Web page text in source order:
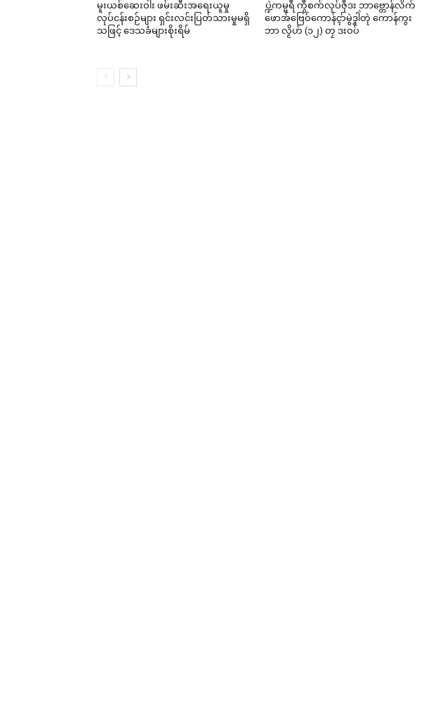
မူးယစ်ဆေးဝါး ဖမ်းဆီးအရေးယူမှု
လုပ်ငန်းစဉ်များ ရှင်းလင်းပြတ်သားမှုမရှိ
သဖြင့် ဒေသခံများစိုးရိမ်
ပ္ဍဲကမ္မရဳ ကွဳစက်လုပ်ဇီုဒး ဘာဗ္တောန်လိက်
ဖောအ်ဗြေဝ်ကောန်ၚာ်မွဲဒၞါဲတုဲ ကောန်ကွး
ဘာ လၟိဟ် (၁၂) တၠ ဒးဝပ်